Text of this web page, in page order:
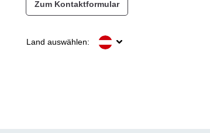
Zum Kontaktformular
Land auswählen: